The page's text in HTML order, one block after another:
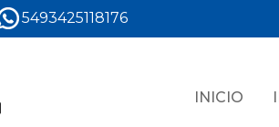
5493425118176
INICIO